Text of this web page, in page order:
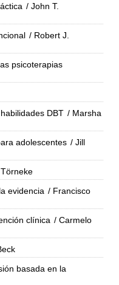
/ John T.
/ Robert J.
psicoterapias
DBT / Marsha
adolescentes / Jill
evidencia / Francisco
clínica / Carmelo
basada en la